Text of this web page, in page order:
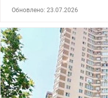
квартире выполнен
выходят на восток. Дом
закрытую территорию,
лицей Эрудит, НАУ, КПИ,
Аркадия. Удобная
до метро Шулявская 10 минут.
Цена 85 000 у.е. Светлана
valion.ua/1153923
Обновлено: 23.07.2026